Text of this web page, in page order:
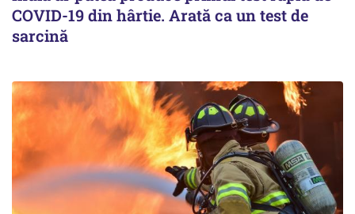
COVID-19 din hârtie. Arată ca un test de
sarcină